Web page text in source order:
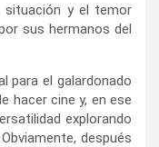
situación y el temor
sus hermanos del
para el galardonado
hacer cine y, en ese
explorando
después